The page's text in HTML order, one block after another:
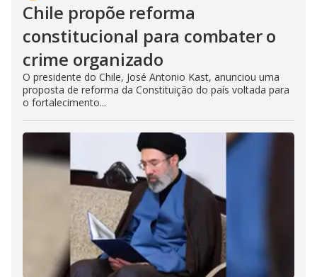
Chile propõe reforma
constitucional para combater o
crime organizado
O presidente do Chile, José Antonio Kast, anunciou uma
proposta de reforma da Constituição do país voltada para
o fortalecimento...